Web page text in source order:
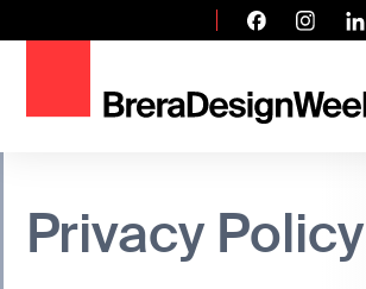
Privacy Policy
Privacy Policy